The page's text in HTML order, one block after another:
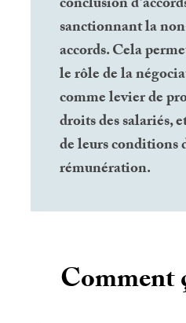
sanctionnant la
accords. Cela
le rôle de la
comme levier de
droits des salariés,
de leurs conditions
rémunération.
Comment